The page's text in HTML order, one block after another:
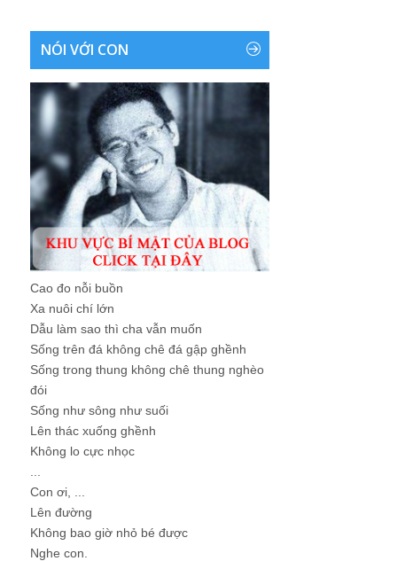
NÓI VỚI CON
Cao đo nỗi buồn
Xa nuôi chí lớn
Dẫu làm sao thì cha vẫn muốn
Sống trên đá không chê đá gập ghềnh
Sống trong thung không chê thung nghèo
đói
Sống như sông như suối
Lên thác xuống ghềnh
Không lo cực nhọc
Con ơi, ...
Lên đường
Không bao giờ nhỏ bé được
Nghe con.